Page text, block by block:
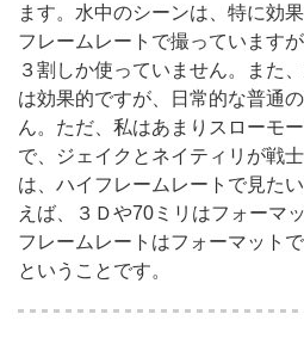
ます。水中のシーンは、特に効
フレームレートで撮っています
３割しか使っていません。また
は効果的ですが、日常的な普通
ん。ただ、私はあまりスローモ
で、ジェイクとネイティリが戦
は、ハイフレームレートで見た
えば、３Ｄや70ミリはフォーマ
フレームレートはフォーマット
ということです。